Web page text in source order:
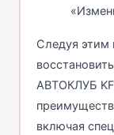
Следуя этим
АВТОКЛУБ
включая